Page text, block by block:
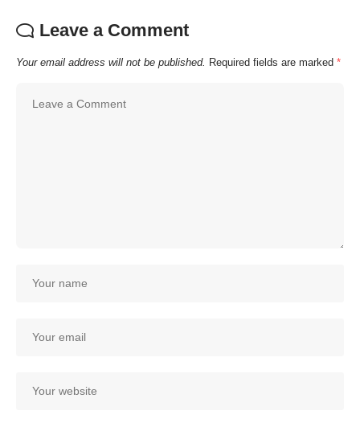
Leave a Comment
Your email address will not be published. Required fields are marked *